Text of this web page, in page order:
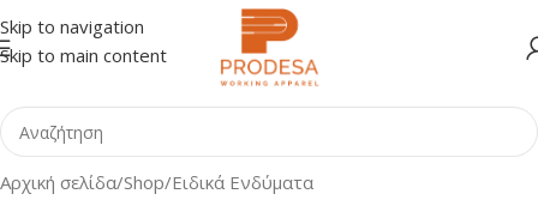
Skip to navigation
Skip to main content
Αρχική σελίδα Shop Ειδικά Ενδύματα